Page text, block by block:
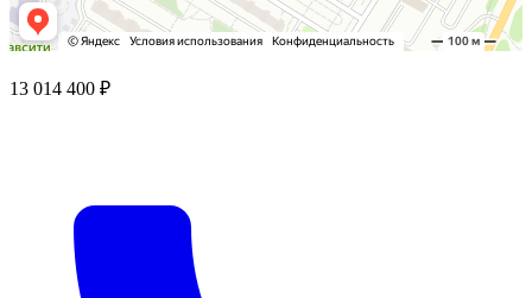
13 014 400 ₽